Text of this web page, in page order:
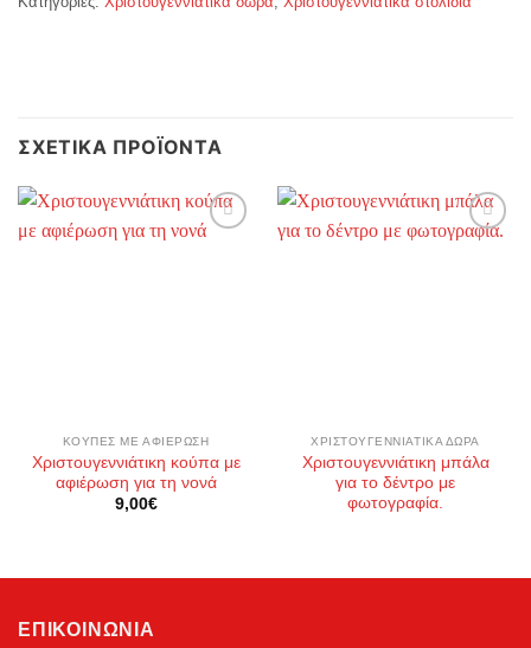
ΣΧΕΤΙΚΆ ΠΡΟΪΌΝΤΑ
ΚΟΎΠΕΣ ΜΕ ΑΦΙΈΡΩΣΗ
Χριστουγεννιάτικη κούπα με
αφιέρωση για τη νονά
9,00€
ΧΡΙΣΤΟΥΓΕΝΝΙΆΤΙΚΑ ΔΏΡΑ
Χριστουγεννιάτικη μπάλα
για το δέντρο με
φωτογραφία.
ΕΠΙΚΟΙΝΩΝΊΑ